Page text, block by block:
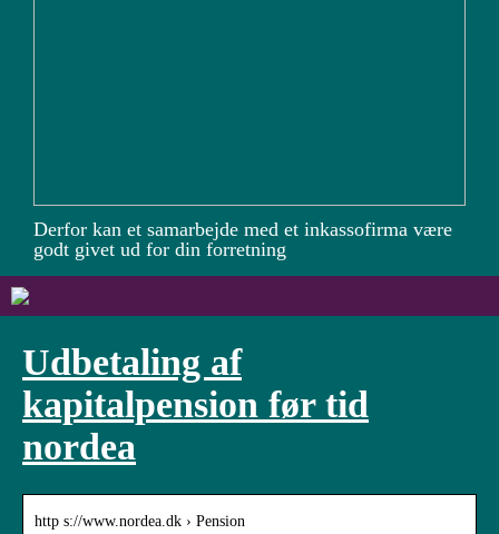
Derfor kan et samarbejde med et inkassofirma være
godt givet ud for din forretning
Udbetaling af
kapitalpension før tid
nordea
http s://www.nordea.dk › Pension